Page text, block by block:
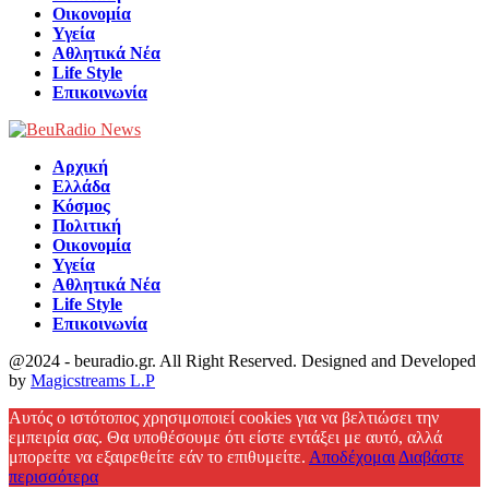
Οικονομία
Υγεία
Αθλητικά Νέα
Life Style
Επικοινωνία
Αρχική
Ελλάδα
Κόσμος
Πολιτική
Οικονομία
Υγεία
Αθλητικά Νέα
Life Style
Επικοινωνία
@2024 - beuradio.gr. All Right Reserved. Designed and Developed
by Magicstreams L.P
Αυτός ο ιστότοπος χρησιμοποιεί cookies για να βελτιώσει την
εμπειρία σας. Θα υποθέσουμε ότι είστε εντάξει με αυτό, αλλά
μπορείτε να εξαιρεθείτε εάν το επιθυμείτε. Αποδέχομαι Διαβάστε
περισσότερα